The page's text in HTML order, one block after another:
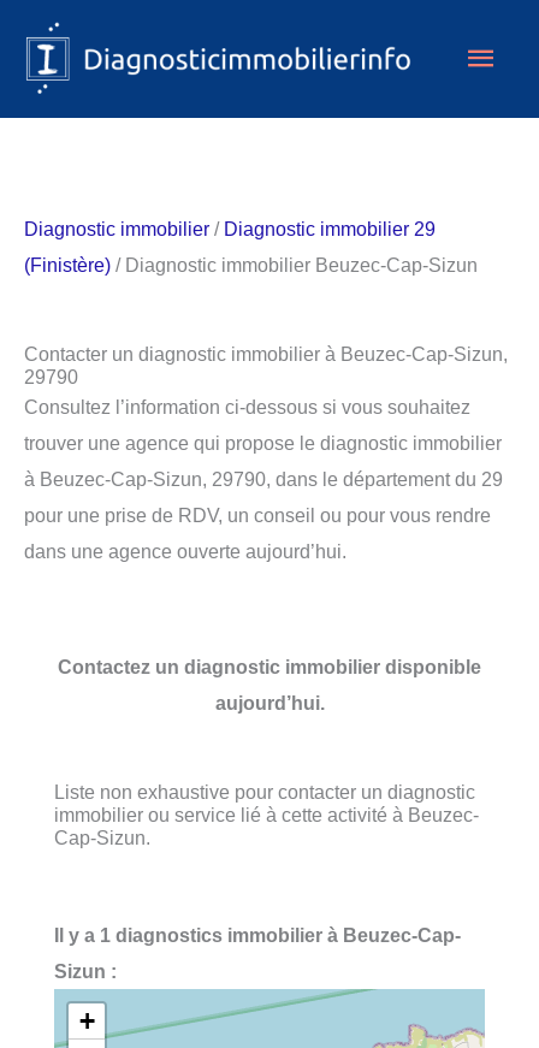
contenu
Diagnostic immobilier / Diagnostic immobilier 29
(Finistère) / Diagnostic immobilier Beuzec-Cap-Sizun
Contacter un diagnostic immobilier à Beuzec-Cap-Sizun,
29790
Consultez l’information ci-dessous si vous souhaitez
trouver une agence qui propose le diagnostic immobilier
à Beuzec-Cap-Sizun, 29790, dans le département du 29
pour une prise de RDV, un conseil ou pour vous rendre
dans une agence ouverte aujourd’hui.
Contactez un diagnostic immobilier disponible
aujourd’hui.
Liste non exhaustive pour contacter un diagnostic
immobilier ou service lié à cette activité à Beuzec-
Cap-Sizun.
Il y a 1 diagnostics immobilier à Beuzec-Cap-
Sizun :
+